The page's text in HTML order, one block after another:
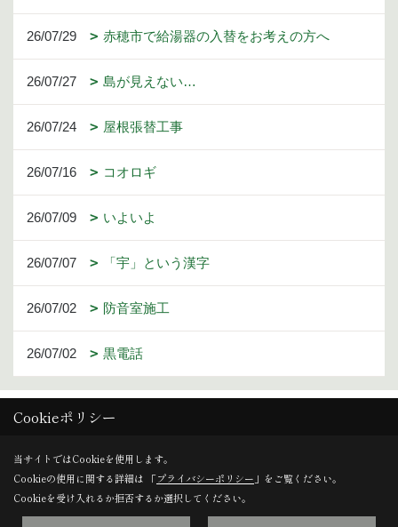
26/07/29 赤穂市で給湯器の入替をお考えの方へ
26/07/27 島が見えない…
26/07/24 屋根張替工事
26/07/16 コオロギ
26/07/09 いよいよ
26/07/07 「宇」という漢字
26/07/02 防音室施工
26/07/02 黒電話
1 3 4 5 6
Cookieポリシー
当サイトではCookieを使用します。
Cookieの使用に関する詳細は 「プライバシーポリシー 」をご覧ください。
Cookieを受け入れるか拒否するか選択してください。